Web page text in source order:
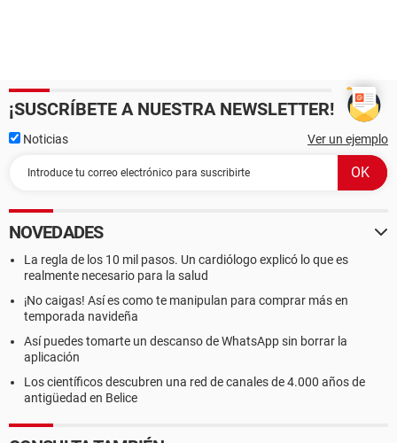
¡SUSCRÍBETE A NUESTRA NEWSLETTER!
Noticias Ver un ejemplo
NOVEDADES
La regla de los 10 mil pasos. Un cardiólogo explicó lo que es
realmente necesario para la salud
¡No caigas! Así es como te manipulan para comprar más en
temporada navideña
Así puedes tomarte un descanso de WhatsApp sin borrar la
aplicación
Los científicos descubren una red de canales de 4.000 años de
antigüedad en Belice